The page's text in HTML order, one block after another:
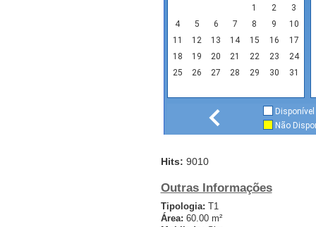
1 2
3
4
5 6 7 8 9
10
11
12 13 14 15 16
17
18
19 20 21 22 23
24
25
26 27 28 29 30 31
Disponível
Não
Hits: 9010
Outras Informações
Tipologia: T1
Área: 60.00 m²